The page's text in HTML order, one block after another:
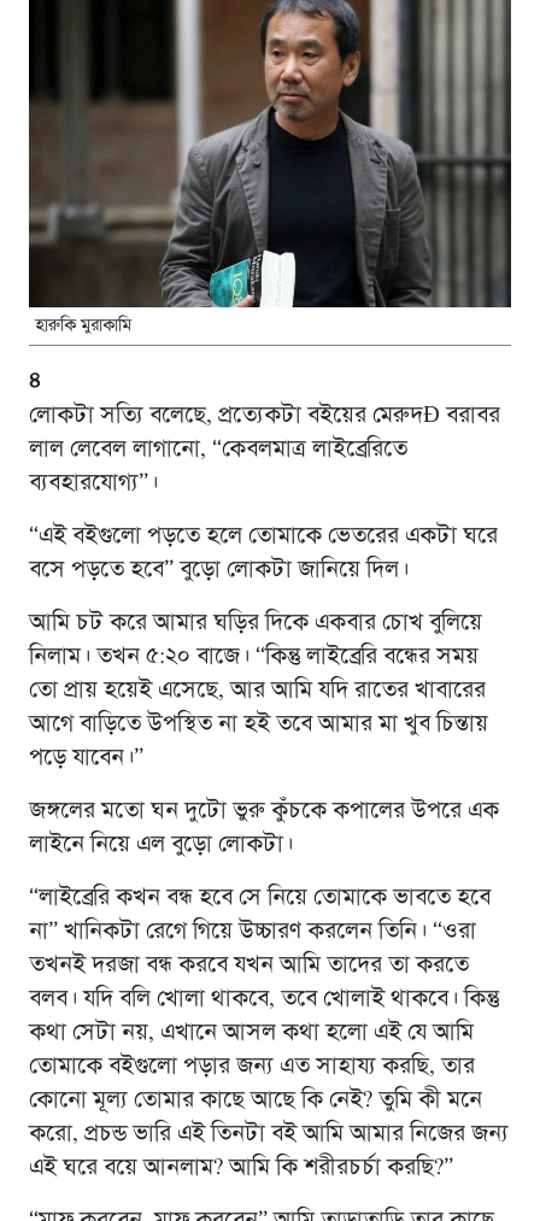
হারুকি মুরাকামি
৪
লোকটা সত্যি বলেছে, প্রত্যেকটা বইয়ের মেরুদÐ বরাবর
লাল লেবেল লাগানো, “কেবলমাত্র লাইব্রেরিতে
ব্যবহারযোগ্য”।
“এই বইগুলো পড়তে হলে তোমাকে ভেতরের একটা ঘরে
বসে পড়তে হবে” বুড়ো লোকটা জানিয়ে দিল।
আমি চট করে আমার ঘড়ির দিকে একবার চোখ বুলিয়ে
নিলাম। তখন ৫:২০ বাজে। “কিন্তু লাইব্রেরি বন্ধের সময়
তো প্রায় হয়েই এসেছে, আর আমি যদি রাতের খাবারের
আগে বাড়িতে উপস্থিত না হই তবে আমার মা খুব চিন্তায়
পড়ে যাবেন।”
জঙ্গলের মতো ঘন দুটো ভুরু কুঁচকে কপালের উপরে এক
লাইনে নিয়ে এল বুড়ো লোকটা।
“লাইব্রেরি কখন বন্ধ হবে সে নিয়ে তোমাকে ভাবতে হবে
না” খানিকটা রেগে গিয়ে উচ্চারণ করলেন তিনি। “ওরা
তখনই দরজা বন্ধ করবে যখন আমি তাদের তা করতে
বলব। যদি বলি খোলা থাকবে, তবে খোলাই থাকবে। কিন্তু
কথা সেটা নয়, এখানে আসল কথা হলো এই যে আমি
তোমাকে বইগুলো পড়ার জন্য এত সাহায্য করছি, তার
কোনো মূল্য তোমার কাছে আছে কি নেই? তুমি কী মনে
করো, প্রচন্ড ভারি এই তিনটা বই আমি আমার নিজের জন্য
এই ঘরে বয়ে আনলাম? আমি কি শরীরচর্চা করছি?”